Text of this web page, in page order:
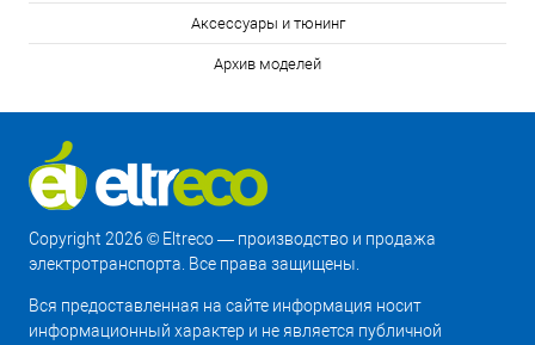
Аксессуары и тюнинг
Архив моделей
Copyright 2026 © Eltreco — производство и продажа
электротранспорта. Все права защищены.
Вся предоставленная на сайте информация носит
информационный характер и не является публичной